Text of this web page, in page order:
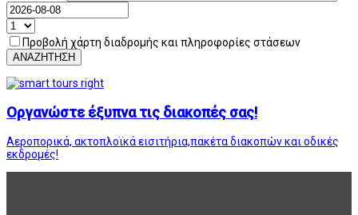
Προβολή χάρτη διαδρομής και πληροφορίες στάσεων
ΑΝΑΖΗΤΗΣΗ
Οργανώστε έξυπνα τις διακοπές σας!
Αεροπορικά, ακτοπλοϊκά εισιτήρια,πακέτα διακοπών και οδικές
εκδρομές!